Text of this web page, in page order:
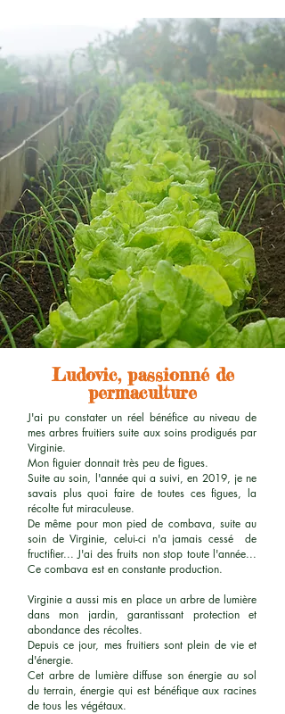
Ludovic, passionné de
permaculture
J'ai pu constater un réel bénéfice au niveau de
mes arbres fruitiers suite aux soins prodigués par
Virginie.
Mon figuier donnait très peu de figues.
Suite au soin, l'année qui a suivi, en 2019, je ne
savais plus quoi faire de toutes ces figues, la
récolte fut miraculeuse.
De même pour mon pied de combava, suite au
soin de Virginie, celui-ci n'a jamais cessé de
fructifier... J'ai des fruits non stop toute l'année...
Ce combava est en constante production.
Virginie a aussi mis en place un arbre de lumière
dans mon jardin, garantissant protection et
abondance des récoltes.
Depuis ce jour, mes fruitiers sont plein de vie et
d'énergie.
Cet arbre de lumière diffuse son énergie au sol
du terrain, énergie qui est bénéfique aux racines
de tous les végétaux.